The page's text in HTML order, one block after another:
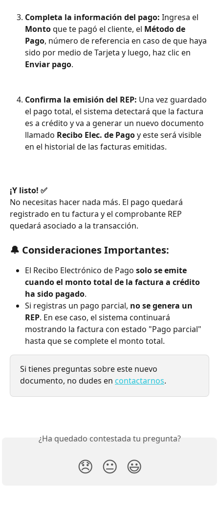
Completa la información del pago: Ingresa el
Monto que te pagó el cliente, el Método de
Pago, número de referencia en caso de que haya
sido por medio de Tarjeta y luego, haz clic en
Enviar pago.
Confirma la emisión del REP: Una vez guardado
el pago total, el sistema detectará que la factura
es a crédito y va a generar un nuevo documento
llamado Recibo Elec. de Pago y este será visible
en el historial de las facturas emitidas.
¡Y listo! ✅
No necesitas hacer nada más. El pago quedará
registrado en tu factura y el comprobante REP
quedará asociado a la transacción.
🔔 Consideraciones Importantes:
El Recibo Electrónico de Pago solo se emite
cuando el monto total de la factura a crédito
ha sido pagado.
Si registras un pago parcial, no se genera un
REP. En ese caso, el sistema continuará
mostrando la factura con estado "Pago parcial"
hasta que se complete el monto total.
Si tienes preguntas sobre este nuevo
documento, no dudes en contactarnos.
¿Ha quedado contestada tu pregunta?
😞 😐 😃